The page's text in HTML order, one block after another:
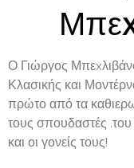
Ο Γιώργος
Κλασικής και
πρώτο από τα
τους σπουδαστές
και οι γονείς τους!